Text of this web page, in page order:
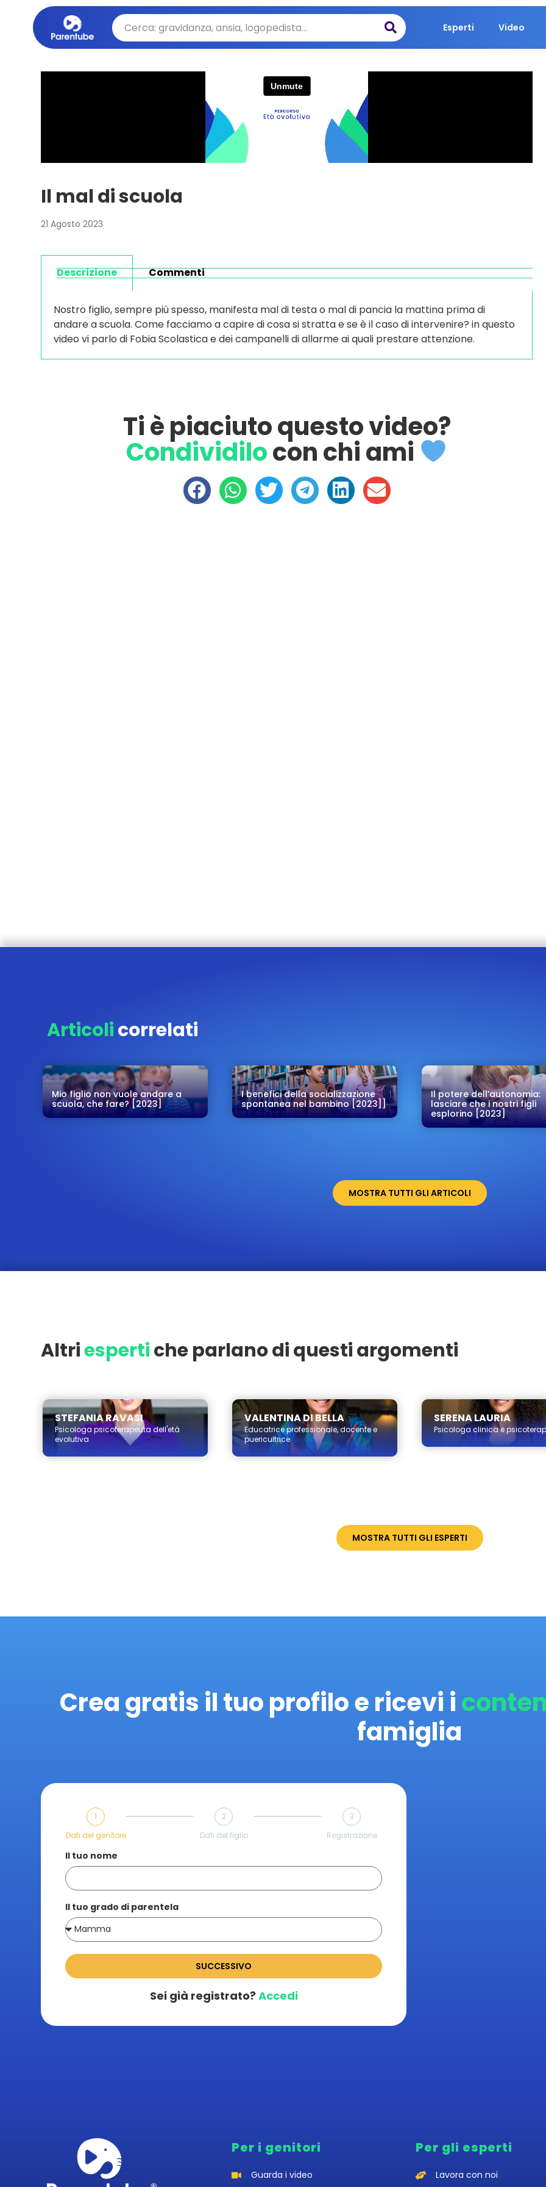
Esperti Video
Il mal di scuola
21 Agosto 2023
Descrizione Commenti
Nostro figlio, sempre più spesso, manifesta mal di testa o mal di pancia la mattina prima di
andare a scuola. Come facciamo a capire di cosa si stratta e se è il caso di intervenire? in questo
video vi parlo di Fobia Scolastica e dei campanelli di allarme ai quali prestare attenzione.
Ti è piaciuto questo video?
Condividilocon chi ami
Articolicorrelati
Mio figlio non vuole andare a
scuola, che fare? [2023]
I benefici della socializzazione
spontanea nel bambino [2023]]
Il potere dell’autonomia:
lasciare che i nostri figli
esplorino [2023]
MOSTRA TUTTI GLI ARTICOLI
Altriespertiche parlano di questi argomenti
STEFANIA RAVASI
Psicologa psicoterapeuta dell'età
evolutiva
VALENTINA DI BELLA
Educatrice professionale, docente e
puericultrice
SERENA LAURIA
Psicologa clinica e
MOSTRA TUTTI GLI ESPERTI
Crea gratis il tuo profilo e ricevi i
famiglia
1
Dati del genitore
2
Dati del figlio
3
Registrazione
Il tuo nome
Il tuo grado di parentela
SUCCESSIVO
Sei già registrato? Accedi
Per i genitori
Guarda i video
Per gli esperti
Lavora con noi